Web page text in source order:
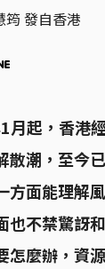
筠 發自香港
月起，香港
散潮，至今
方面能理解
也不禁驚
怎麼辦，資